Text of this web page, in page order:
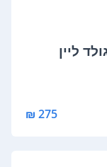
275 ₪